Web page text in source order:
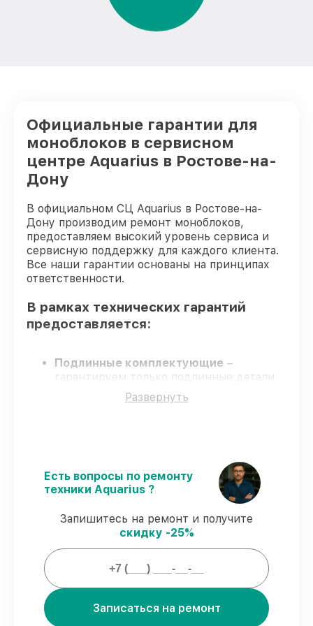
Официальные гарантии для
моноблоков в сервисном
центре Aquarius в Ростове-на-
Дону
В официальном СЦ Aquarius в Ростове-на-
Дону производим ремонт моноблоков,
предоставляем высокий уровень сервиса и
сервисную поддержку для каждого клиента.
Все наши гарантии основаны на принципах
ответственности.
В рамках технических гарантий
предоставляется:
Подлинные комплектующие –
гарантируем только подлинные детали
для моноблоков.
Сертифицированные инженеры
гарантируем завершение обслуживания
без задержек.
Гарантийное обслуживание –
соблюдением гарантийных обязательств.
Гарантии на обслуживание
моноблоков:
заказов закрываем при клиенте
Развернуть
Есть вопросы по ремонту
техники Aquarius ?
Запишитесь на ремонт и получите
скидку -25%
Записаться на ремонт